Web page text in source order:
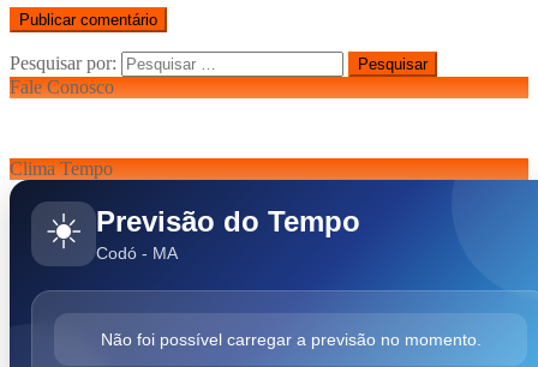
Pesquisar por:
Fale Conosco
Clima Tempo
☀️ Previsão do Tempo
Codó - MA
Não foi possível carregar a previsão no momento.